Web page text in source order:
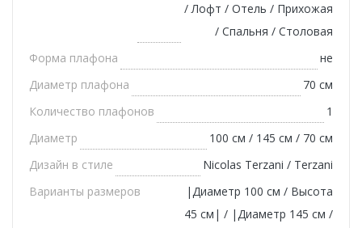
/ Лофт / Отель / Прихожая
/ Спальня / Столовая
Форма плафона
не
Диаметр плафона
70 см
Количество плафонов
1
Диаметр
100 см / 145 см / 70 см
Дизайн в стиле
Nicolas Terzani / Terzani
Варианты размеров
|Диаметр 100 см / Высота
45 см| / |Диаметр 145 см /